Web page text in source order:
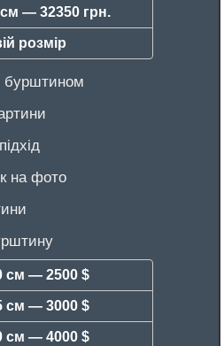
см — 32350 грн.
розмір
бурштином
на фото
см — 2500 $
см — 3000 $
см — 4000 $